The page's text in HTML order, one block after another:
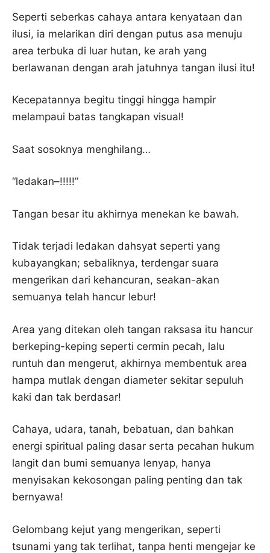
Seperti seberkas cahaya antara kenyataan dan
ilusi, ia melarikan diri dengan putus asa menuju
area terbuka di luar hutan, ke arah yang
berlawanan dengan arah jatuhnya tangan ilusi itu!
Kecepatannya begitu tinggi hingga hampir
melampaui batas tangkapan visual!
Saat sosoknya menghilang…
“ledakan–!!!!!”
Tangan besar itu akhirnya menekan ke bawah.
Tidak terjadi ledakan dahsyat seperti yang
kubayangkan; sebaliknya, terdengar suara
mengerikan dari kehancuran, seakan-akan
semuanya telah hancur lebur!
Area yang ditekan oleh tangan raksasa itu hancur
berkeping-keping seperti cermin pecah, lalu
runtuh dan mengerut, akhirnya membentuk area
hampa mutlak dengan diameter sekitar sepuluh
kaki dan tak berdasar!
Cahaya, udara, tanah, bebatuan, dan bahkan
energi spiritual paling dasar serta pecahan hukum
langit dan bumi semuanya lenyap, hanya
menyisakan kekosongan paling penting dan tak
bernyawa!
Gelombang kejut yang mengerikan, seperti
tsunami yang tak terlihat, tanpa henti mengejar ke